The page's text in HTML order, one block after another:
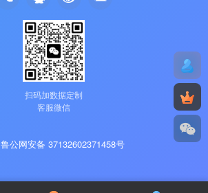
扫码加数据定制
客服微信
鲁公网安备 37132602371458号